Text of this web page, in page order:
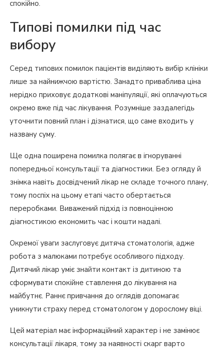
спокійно.
Типові помилки під час
вибору
Серед типових помилок пацієнтів виділяють вибір клініки
лише за найнижчою вартістю. Занадто приваблива ціна
нерідко приховує додаткові маніпуляції, які оплачуються
окремо вже під час лікування. Розумніше заздалегідь
уточнити повний план і дізнатися, що саме входить у
названу суму.
Ще одна поширена помилка полягає в ігноруванні
попередньої консультації та діагностики. Без огляду й
знімка навіть досвідчений лікар не складе точного плану,
тому поспіх на цьому етапі часто обертається
переробками. Виважений підхід із повноцінною
діагностикою економить час і кошти надалі.
Окремої уваги заслуговує дитяча стоматологія, адже
робота з малюками потребує особливого підходу.
Дитячий лікар уміє знайти контакт із дитиною та
сформувати спокійне ставлення до лікування на
майбутнє. Раннє привчання до оглядів допомагає
уникнути страху перед стоматологом у дорослому віці.
Цей матеріал має інформаційний характер і не замінює
консультації лікаря, тому за наявності скарг варто